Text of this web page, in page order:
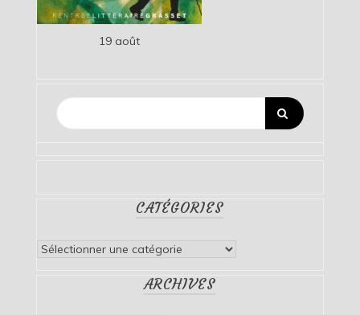
19 août
CATÉGORIES
Catégories
ARCHIVES